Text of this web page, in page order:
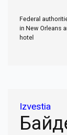
Federal
in New Orleans
hotel
Izvestia